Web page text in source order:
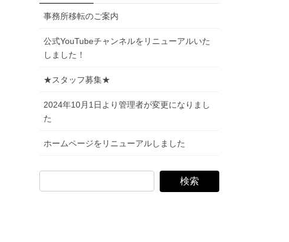
事務所移転のご案内
公式YouTubeチャンネルをリニューアルいた
しました！
★スタッフ募集★
2024年10月1日より管理者が変更になりまし
た
ホームページをリニューアルしました